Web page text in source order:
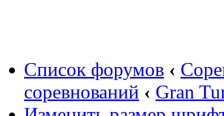
Список форумов ‹
соревнований ‹ Gran